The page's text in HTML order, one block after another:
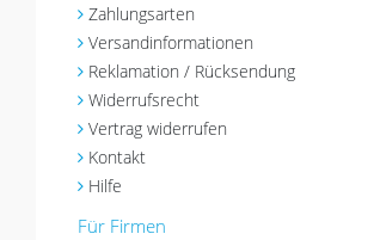
Zahlungsarten
Versandinformationen
Reklamation / Rücksendung
Widerrufsrecht
Vertrag widerrufen
Kontakt
Hilfe
Für Firmen